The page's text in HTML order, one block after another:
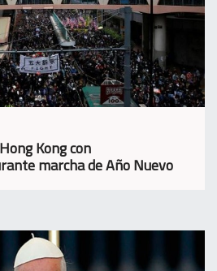
Kong con
marcha de Año Nuevo